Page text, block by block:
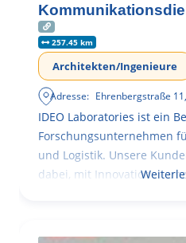
257.45 km
Architekten/Ingenieure
Adresse: Ehrenbergstraße 11
IDEO Laboratories ist ein
Forschungsunternehmen
und Logistik. Unsere
dabei, mit Innovationen